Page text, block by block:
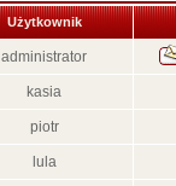
Użytkownik
administrator
kasia
piotr
lula